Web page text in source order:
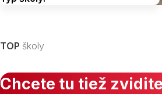
TOP školy
Chcete tu tiež